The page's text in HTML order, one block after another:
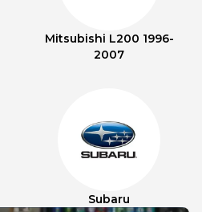
Mitsubishi L200 1996-
2007
Subaru